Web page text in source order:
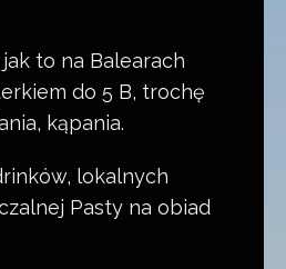
jak to na Balearach
do 5 B, trochę
kąpania.
lokalnych
Pasty na obiad